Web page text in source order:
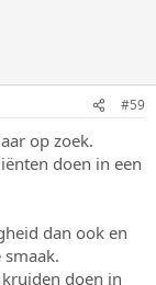
#59
op zoek.
doen in een
dan ook en
doen in